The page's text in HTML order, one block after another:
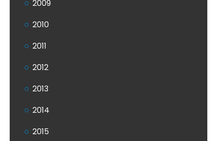
2009
2010
2011
2012
2013
2014
2015